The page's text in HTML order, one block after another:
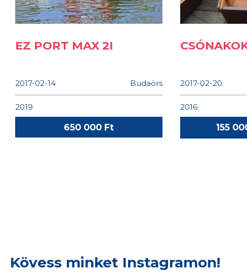
EZ PORT MAX 2I
2017-02-14 Budaörs
2019
650 000 Ft
2017-02-20
2016
155
Kövess minket Instagramon!